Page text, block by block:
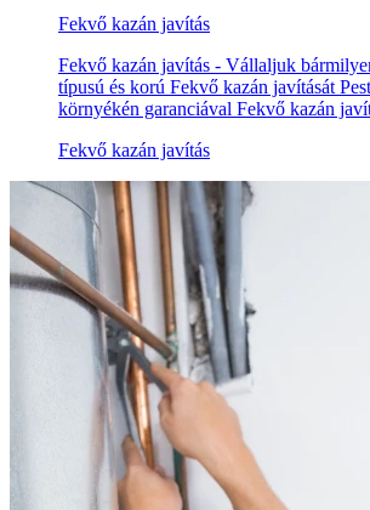
Fekvő kazán javítás
Fekvő kazán javítás - Vállaljuk
típusú és korú Fekvő kazán javítását
környékén garanciával Fekvő kazán
Fekvő kazán javítás